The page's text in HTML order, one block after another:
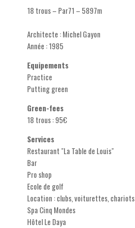
18 trous – Par71 – 5897m
Architecte : Michel Gayon
Année : 1985
Equipements
Practice
Putting green
Green-fees
18 trous : 95€
Services
Restaurant "La Table de Louis"
Bar
Pro shop
Ecole de golf
Location : clubs, voiturettes, chariots
Spa Cinq Mondes
Hôtel Le Daya